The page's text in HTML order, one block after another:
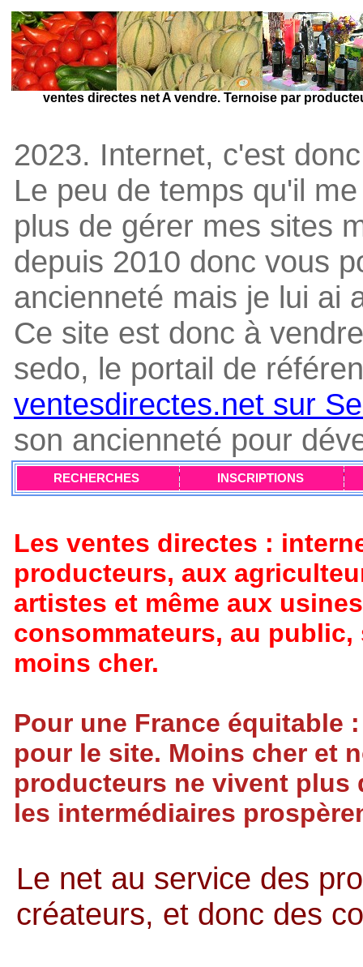
ventes directes net A vendre. Ternoise par
2023. Internet, c'est
Le peu de temps qu'il
plus de gérer mes sites
depuis 2010 donc vous
ancienneté mais je lui ai
Ce site est donc à
sedo, le portail de
ventesdirectes.net sur
son ancienneté pour
RECHERCHES INSCRIPTIONS
Les ventes directes :
producteurs, aux
artistes et même aux
consommateurs, au
moins cher.
Pour une France équitable
pour le site. Moins cher et
producteurs ne vivent plus
les intermédiaires
Le net au service des
créateurs, et donc des